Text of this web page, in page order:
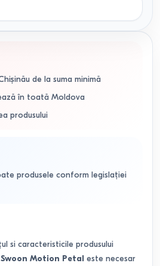
de la suma minimă
în toată Moldova
produsului
produsele conform legislației
si caracteristicile produsului
Motion Petal este necesar